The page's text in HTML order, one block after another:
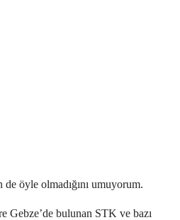
öyle olmadığını umuyorum.
Gebze’de bulunan STK ve bazı